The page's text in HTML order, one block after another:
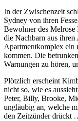
In der Zwischenzeit
Sydney von ihren
Bewohner des
die Nachbarn aus
Apartmentkomplex ein
kommen. Die
Warnungen zu hören,
Plötzlich erscheint
nicht so, wie es
Peter, Billy, Brooke,
ungläubig an, welche
den Zeitzünder drückt